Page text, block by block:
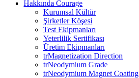
Hakkında Courage
Kurumsal Kültür
Şirketler Köşesi
Test Ekipmanları
Yeterlilik Sertifikası
Üretim Ekipmanları
trMagnetization Direction
trNeodymium Grade
trNeodymium Magnet Coating